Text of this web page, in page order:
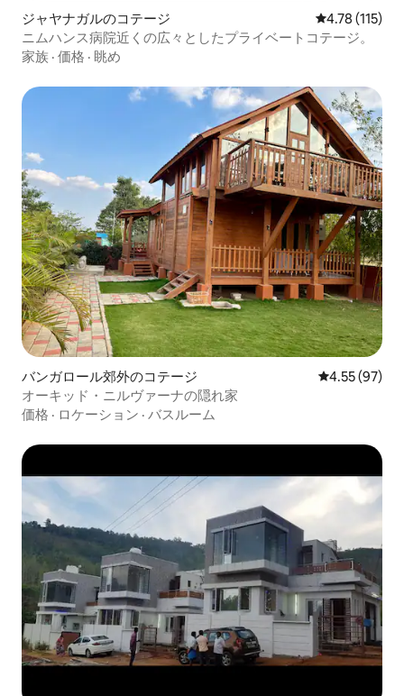
ジャヤナガルのコテージ レビュー115
4.78 (115)
ニムハンス病院近くの広々としたプライベートコテージ。
家族 · 価格 · 眺め
バンガロール郊外のコテージ レビュー97
4.55 (97)
オーキッド・ニルヴァーナの隠れ家
価格 · ロケーション · バスルーム